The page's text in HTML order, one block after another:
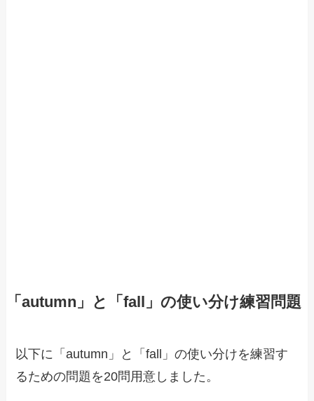
「autumn」と「fall」の使い分け練習問題
以下に「autumn」と「fall」の使い分けを練習す
るための問題を20問用意しました。